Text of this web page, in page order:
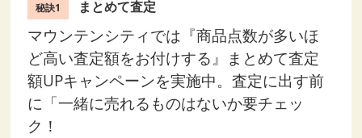
秘訣1 まとめて査定
マウンテンシティでは『商品点数が多いほ
ど高い査定額をお付けする』まとめて査定
額UPキャンペーンを実施中。査定に出す前
に「一緒に売れるものはないか要チェッ
ク！